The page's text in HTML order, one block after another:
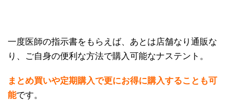
一度医師の指示書をもらえば、あとは店舗なり通販な
り、ご自身の便利な方法で購入可能なナステント。
まとめ買いや定期購入で更にお得に購入することも可
能です。